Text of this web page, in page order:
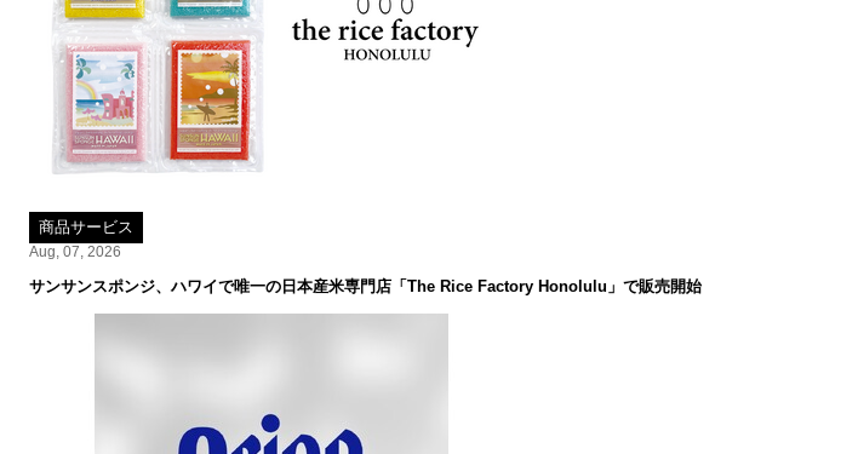
商品サービス
Aug, 07, 2026
サンサンスポンジ、ハワイで唯一の日本産米専門店「The Rice Factory Honolulu」で販売開始